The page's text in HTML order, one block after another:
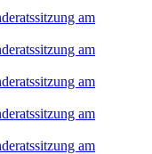
am
am
am
am
am